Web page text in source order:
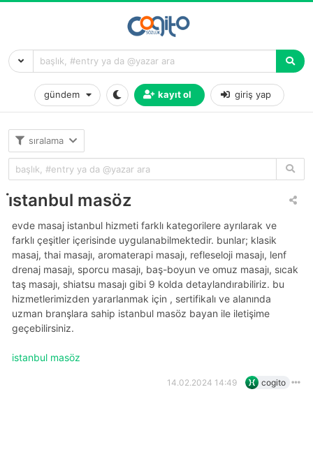
gündem kayıt ol giriş yap
sıralama
i̇stanbul masöz
evde masaj i̇stanbul hizmeti farklı kategorilere ayrılarak ve
farklı çeşitler içerisinde uygulanabilmektedir. bunlar; klasik
masaj, thai masajı, aromaterapi masajı, refleseloji masajı, lenf
drenaj masajı, sporcu masajı, baş-boyun ve omuz masajı, sıcak
taş masajı, shiatsu masajı gibi 9 kolda detaylandırabiliriz. bu
hizmetlerimizden yararlanmak için , sertifikalı ve alanında
uzman branşlara sahip i̇stanbul masöz bayan ile iletişime
geçebilirsiniz.
i̇stanbul masöz
14.02.2024 14:49 cogito